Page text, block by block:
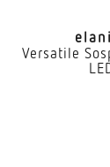
Versatile